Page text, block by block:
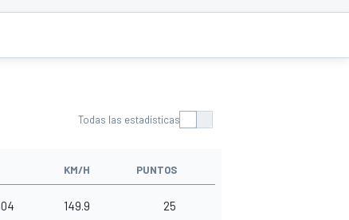
Todas las estadísticas
KM/H PUNTOS
149.9 25